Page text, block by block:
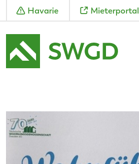
Havarie Mieterportal